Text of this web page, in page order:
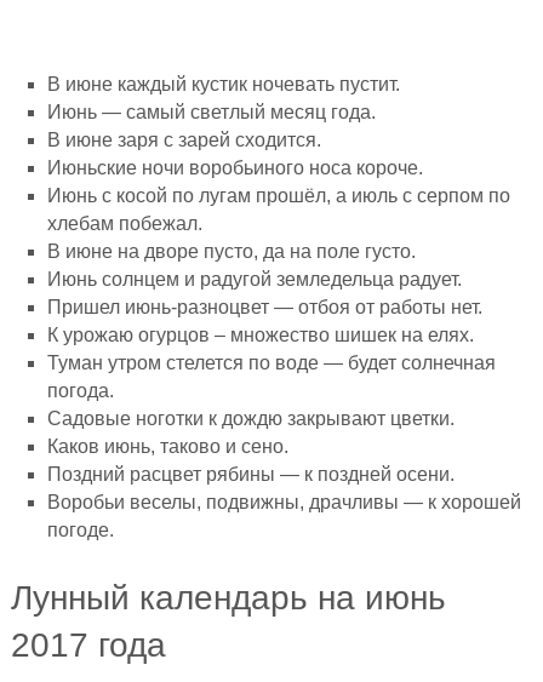
В июне каждый кустик ночевать пустит.
Июнь — самый светлый месяц года.
В июне заря с зарей сходится.
Июньские ночи воробьиного носа короче.
Июнь с косой по лугам прошёл, а июль с серпом по
хлебам побежал.
В июне на дворе пусто, да на поле густо.
Июнь солнцем и радугой земледельца радует.
Пришел июнь-разноцвет — отбоя от работы нет.
К урожаю огурцов – множество шишек на елях.
Туман утром стелется по воде — будет солнечная
погода.
Садовые ноготки к дождю закрывают цветки.
Каков июнь, таково и сено.
Поздний расцвет рябины — к поздней осени.
Воробьи веселы, подвижны, драчливы — к хорошей
погоде.
Лунный календарь на июнь
2017 года